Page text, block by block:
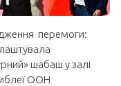
перемоги:
шабаш у залі
ООН